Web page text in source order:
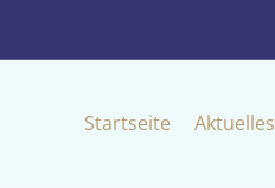
Startseite Aktuelles